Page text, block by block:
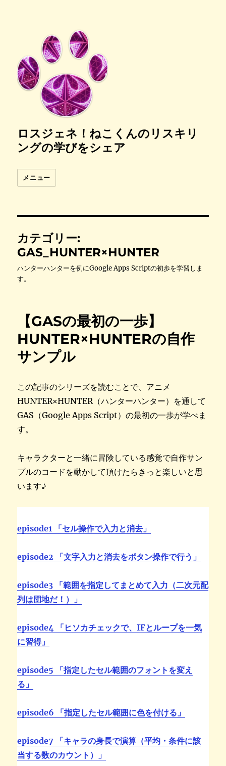
ロスジェネ！ねこくんのリスキリ
ングの学びをシェア
メニュー
カテゴリー:
GAS_HUNTER×HUNTER
ハンターハンターを例にGoogle Apps Scriptの初歩を学習しま
す。
【GASの最初の一歩】
HUNTER×HUNTERの自作
サンプル
この記事のシリーズを読むことで、アニメ
HUNTER×HUNTER（ハンターハンター）を通して
GAS（Google Apps Script）の最初の一歩が学べま
す。
キャラクターと一緒に冒険している感覚で自作サン
プルのコードを動かして頂けたらきっと楽しいと思
います♪
episode1 「セル操作で入力と消去」
episode2 「文字入力と消去をボタン操作で行う」
episode3 「範囲を指定してまとめて入力（二次元配
列は団地だ！）」
episode4 「ヒソカチェックで、IFとループを一気
に習得」
episode5 「指定したセル範囲のフォントを変え
る」
episode6 「指定したセル範囲に色を付ける」
episode7 「キャラの身長で演算（平均・条件に該
当する数のカウント）」